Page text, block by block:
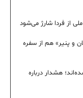
از فردا شارژ می‌شود
و پنیر» هم از سفره
شده‌اند؛ هشدار درباره